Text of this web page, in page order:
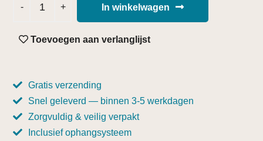
In winkelwagen
Toevoegen aan verlanglijst
Gratis verzending
Snel geleverd — binnen 3-5 werkdagen
Zorgvuldig & veilig verpakt
Inclusief ophangsysteem